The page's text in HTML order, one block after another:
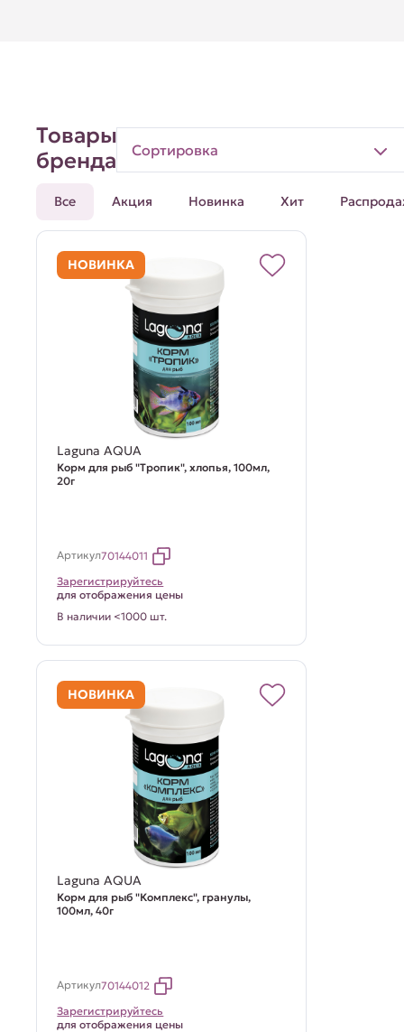
Товары
бренда
Сортировка
Все Акция Новинка Хит
НОВИНКА
Laguna AQUA
Корм для рыб "Тропик", хлопья, 100мл,
20г
Артикул70144011
Зарегистрируйтесь
для отображения цены
В наличии <1000 шт.
НОВИНКА
Laguna AQUA
Корм для рыб "Комплекс", гранулы,
100мл, 40г
Артикул70144012
Зарегистрируйтесь
для отображения цены